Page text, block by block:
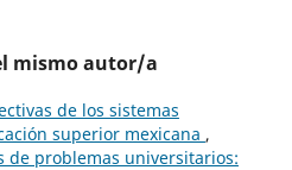
mismo autor/a
de los sistemas
superior mexicana ,
de problemas universitarios: